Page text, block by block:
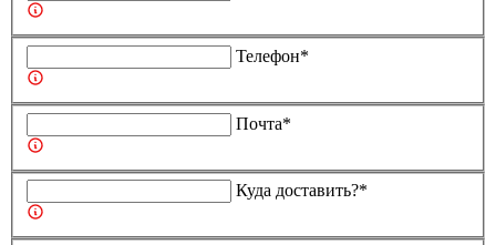
Телефон*
Почта*
Куда доставить?*